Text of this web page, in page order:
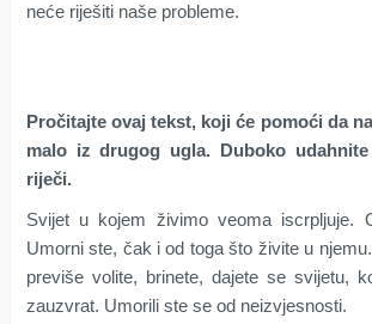
neće riješiti naše probleme.
Pročitajte ovaj tekst, koji će pomoći da
malo iz drugog ugla. Duboko
riječi.
Svijet u kojem živimo veoma iscrpljuje.
Umorni ste, čak i od toga što živite u
previše volite, brinete, dajete se svijetu,
zauzvrat. Umorili ste se od neizvjesnosti.